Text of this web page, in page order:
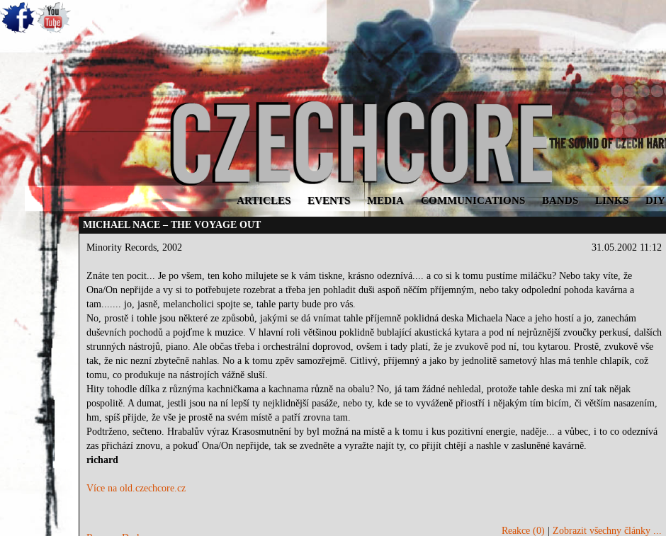
ARTICLES EVENTS MEDIA COMMUNICATIONS BANDS LINKS DIY
MICHAEL NACE – THE VOYAGE OUT
31.05.2002 11:12
Minority Records, 2002
Znáte ten pocit... Je po všem, ten koho milujete se k vám tiskne, krásno odeznívá.... a co si k tomu pustíme miláčku? Nebo taky víte, že
Ona/On nepřijde a vy si to potřebujete rozebrat a třeba jen pohladit duši aspoň něčím příjemným, nebo taky odpolední pohoda kavárna a
tam....... jo, jasně, melancholici spojte se, tahle party bude pro vás.
No, prostě i tohle jsou některé ze způsobů, jakými se dá vnímat tahle příjemně poklidná deska Michaela Nace a jeho hostí a jo, zanechám
duševních pochodů a pojďme k muzice. V hlavní roli většinou poklidně bublající akustická kytara a pod ní nejrůznější zvoučky perkusí, dalších
strunných nástrojů, piano. Ale občas třeba i orchestrální doprovod, ovšem i tady platí, že je zvukově pod ní, tou kytarou. Prostě, zvukově vše
tak, že nic nezní zbytečně nahlas. No a k tomu zpěv samozřejmě. Citlivý, příjemný a jako by jednolitě sametový hlas má tenhle chlapík, což
tomu, co produkuje na nástrojích vážně sluší.
Hity tohodle dílka z různýma kachničkama a kachnama různě na obalu? No, já tam žádné nehledal, protože tahle deska mi zní tak nějak
pospolitě. A dumat, jestli jsou na ní lepší ty nejklidnější pasáže, nebo ty, kde se to vyváženě přiostří i nějakým tím bicím, či větším nasazením,
hm, spíš přijde, že vše je prostě na svém místě a patří zrovna tam.
Podtrženo, sečteno. Hrabalův výraz Krasosmutnění by byl možná na místě a k tomu i kus pozitivní energie, naděje... a vůbec, i to co odeznívá
zas přichází znovu, a pokuď Ona/On nepřijde, tak se zvedněte a vyražte najít ty, co přijít chtějí a nashle v zasluněné kavárně.
richard
Více na old.czechcore.cz
Reakce (0) Zobrazit všechny články ...